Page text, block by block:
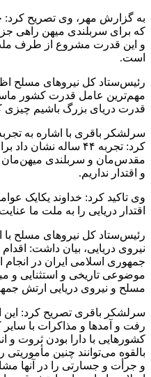
به گزارش مهر، وی تصریح کرد:
که برای سربلندی میهن راهی
و این قدرت مشروع از طرف
است.
رئیس‌ستاد کل نیروهای مسلح
مهم‌ترین عامل قدرت کشور
قدرت دریای بزرگ باشیم چیزی
کرد: تجربه ۴۴ ساله
مقدس‌مان و سربلندی
و اقتدار نداریم.
وی تاکید کرد: خداوند یکایک
اقتدار دریایی را به ملت ما
نیروی دریایی، بیان داشت:
جمهوری اسلامی ایران در
موضوعی تاریخی و استثنایی و
مسلح و نیروی دریایی ارتش
سرلشکر باقری تصریح کرد: این
رفت و آمدها و مذاکرات با
کشورهایی با دارا بودن ثروت و
بالقوه می‌توانند چنین مأموریتی
و جرأت و جسارتی را در آنها